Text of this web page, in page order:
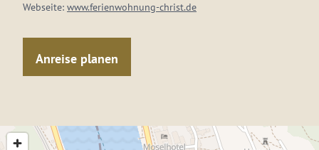
Webseite: www.ferienwohnung-christ.de
Anreise planen